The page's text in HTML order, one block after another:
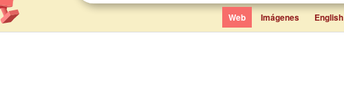
Web Imágenes English